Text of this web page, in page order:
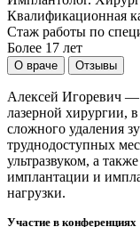
Квалификационная
Стаж работы по
Более 17 лет
О враче Отзывы
Алексей Игоревич —
лазерной хирургии,
сложного удаления
труднодоступных
ультразвуком, а
имплантации и
нагрузки.
Участие в конференциях